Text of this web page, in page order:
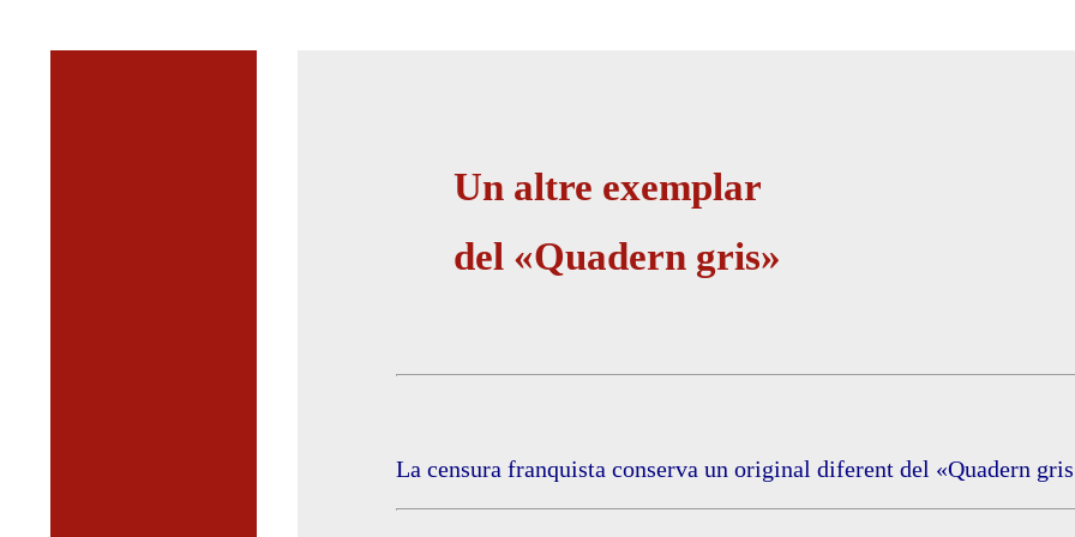
Un altre exemplar
del «Quadern gris»
La censura franquista conserva un original diferent del «Quadern